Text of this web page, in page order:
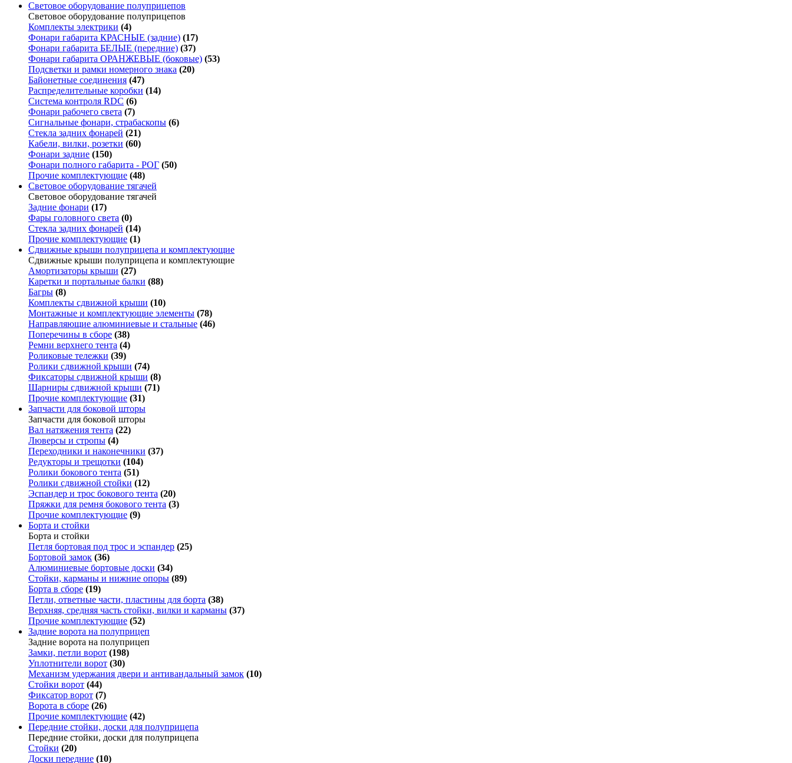
Световое оборудование полуприцепов
Световое оборудование полуприцепов
Комплекты электрики (4)
Фонари габарита КРАСНЫЕ (задние) (17)
Фонари габарита БЕЛЫЕ (передние) (37)
Фонари габарита ОРАНЖЕВЫЕ (боковые) (53)
Подсветки и рамки номерного знака (20)
Байонетные соединения (47)
Распределительные коробки (14)
Система контроля RDC (6)
Фонари рабочего света (7)
Сигнальные фонари, страбаскопы (6)
Стекла задних фонарей (21)
Кабели, вилки, розетки (60)
Фонари задние (150)
Фонари полного габарита - РОГ (50)
Прочие комплектующие (48)
Световое оборудование тягачей
Световое оборудование тягачей
Задние фонари (17)
Фары головного света (0)
Стекла задних фонарей (14)
Прочие комплектующие (1)
Сдвижные крыши полуприцепа и комплектующие
Сдвижные крыши полуприцепа и комплектующие
Амортизаторы крыши (27)
Каретки и портальные балки (88)
Багры (8)
Комплекты сдвижной крыши (10)
Монтажные и комплектующие элементы (78)
Направляющие алюминиевые и стальные (46)
Поперечины в сборе (38)
Ремни верхнего тента (4)
Роликовые тележки (39)
Ролики сдвижной крыши (74)
Фиксаторы сдвижной крыши (8)
Шарниры сдвижной крыши (71)
Прочие комплектующие (31)
Запчасти для боковой шторы
Запчасти для боковой шторы
Вал натяжения тента (22)
Люверсы и стропы (4)
Переходники и наконечники (37)
Редукторы и трещотки (104)
Ролики бокового тента (51)
Ролики сдвижной стойки (12)
Эспандер и трос бокового тента (20)
Пряжки для ремня бокового тента (3)
Прочие комплектующие (9)
Борта и стойки
Борта и стойки
Петля бортовая под трос и эспандер (25)
Бортовой замок (36)
Алюминиевые бортовые доски (34)
Стойки, карманы и нижние опоры (89)
Борта в сборе (19)
Петли, ответные части, пластины для борта (38)
Верхняя, средняя часть стойки, вилки и карманы (37)
Прочие комплектующие (52)
Задние ворота на полуприцеп
Задние ворота на полуприцеп
Замки, петли ворот (198)
Уплотнители ворот (30)
Механизм удержания двери и антивандальный замок (10)
Стойки ворот (44)
Фиксатор ворот (7)
Ворота в сборе (26)
Прочие комплектующие (42)
Передние стойки, доски для полуприцепа
Передние стойки, доски для полуприцепа
Стойки (20)
Доски передние (10)